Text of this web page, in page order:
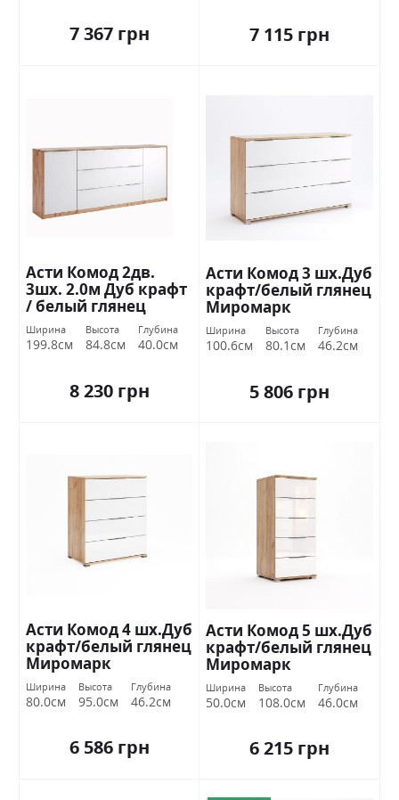
7 367 грн 7 115 грн
Асти Комод 2дв.
3шх. 2.0м Дуб крафт
/ белый глянец
Миромарк
Ширина
199.8см
Высота
84.8см
Глубина
40.0см
8 230 грн
Асти Комод 3 шх.Дуб
крафт/белый глянец
Миромарк
Ширина
100.6см
Высота
80.1см
Глубина
46.2см
5 806 грн
Асти Комод 4 шх.Дуб
крафт/белый глянец
Миромарк
Ширина
80.0см
Высота
95.0см
Глубина
46.2см
6 586 грн
Асти Комод 5 шх.Дуб
крафт/белый глянец
Миромарк
Ширина
50.0см
Высота
108.0см
Глубина
46.0см
6 215 грн